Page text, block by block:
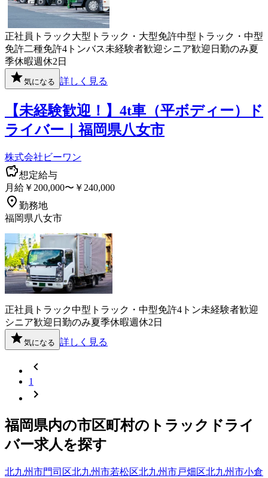
正社員 トラック大型トラック・大型免許中型トラック・中型
免許二種免許4トンバス未経験者歓迎 シニア歓迎 日勤のみ夏
季休暇週休2日
気になる 詳しく見る
【未経験歓迎！】4t車（平ボディー）ド
ライバー｜福岡県八女市
株式会社ビーワン
想定給与
月給￥200,000〜￥240,000
勤務地
福岡県八女市
正社員 トラック中型トラック・中型免許4トン未経験者歓迎
シニア歓迎 日勤のみ夏季休暇週休2日
気になる 詳しく見る
1
福岡県内の市区町村の トラック ドライ
バー求人を探す
北九州市門司区北九州市若松区北九州市戸畑区北九州市小倉